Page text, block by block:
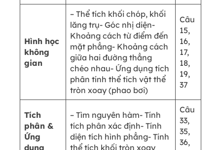
Hình học
không
gian
– Thể tích khối chóp, khối
lăng trụ- Góc nhị diện-
Khoảng cách từ điểm đến
mặt phẳng- Khoảng cách
giữa hai đường thẳng
chéo nhau- Ứng dụng tích
phân tính thể tích vật thể
tròn xoay (phao bơi)
Câu
15,
16,
17,
18,
19,
37
Tích
phân &
Ứng
dụng
– Tìm nguyên hàm- Tính
tích phân xác định- Tính
diện tích hình phẳng- Tính
thể tích khối tròn xoay
Câu
33,
35,
36,